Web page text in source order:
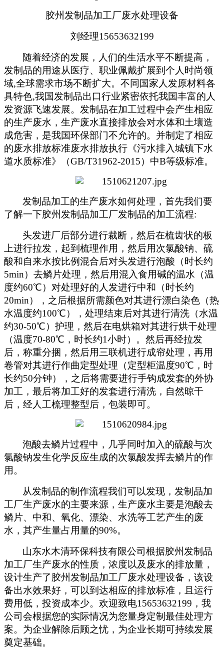
胶州发制品加工厂废水处理设备
刘经理15653632199
随着经济的发展，人们的生活水平不断提高，
发制品的用途从医疗、职业佩戴扩展到个人时尚领
域,全球需求市场不断扩大。不同国家人发原材料各
具特色,我国发制品出口行业紧密依托我国丰富的人
发资源飞速发展。发制品在加工过程中会产生相应
的生产废水，生产废水直接排放会对水体和土壤造
成危害，是我国环保部门不允许的。并制定了相应
的废水排放标准废水排放执行《污水排入城镇下水
道水质标准》（GB/T31962-2015）中B等级标准。
发制品加工的生产废水如何处理，首先我们要
了解一下胶州发制品加工厂发制品的加工流程:
头发进厂后部分进行裁断，然后在梳齿状的板
上进行拉发，起到梳理作用，然后用次氯酸钠、硫
酸和自来水按比例混合后对头发进行泡酸（时长约
5min）去鳞片处理，然后用混入食用碱的温水（温
度约60℃）对处理好的人发进行中和（时长约
20min），之后根据所需颜色对其进行漂白染色（热
水温度约100℃），处理结束后对其进行清洗（水温
约30-50℃）护理，然后在电烘箱对其进行烘干处理
（温度70-80℃，时长约1小时）。然后再经拉发
后，称重分捆，然后用三联机进行成帘处理，再用
卷管对其进行作曲定型处理（定型柜温度90℃，时
长约50分钟），之后将需要进行手钩成发套的外协
加工，最后将加工好的发套进行清洗，自然晾干
后，经人工梳理整型后，包装即可。
泡酸去鳞片过程中，几乎同时加入的硫酸与次
氯酸钠发生化学反应生成的次氯酸发挥去鳞片的作
用。
从发制品的制作流程我们可以发现，发制品加
工厂生产废水的主要来源，生产废水主要是泡酸去
鳞片、中和、氧化、漂染、水洗等工艺产生的废
水，其产生量占用量的90%。
山东水木清环保科技有限公司根据胶州发制品
加工厂生产废水的性质，浓度以及废水的排放量，
设计生产了胶州发制品加工厂废水处理设备，该设
备出水效果好，可以到达相应的排放标准，且运行
费用低，投资成本少。欢迎致电15653632199，我
公司会根据您的实际情况为您量身定制最佳处理方
案。为企业解除后顾之忧，为企业长期可持续发展
奠定基础。